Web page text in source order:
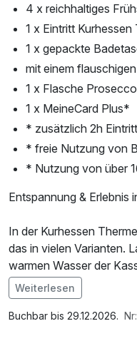
4 x reichhaltiges
1 x Eintritt
1 x gepackte
mit einem
1 x Flasche
1 x MeineCard Plus*
* zusätzlich 2h
* freie Nutzung von
* Nutzung von über
Entspannung & Erlebnis
In der Kurhessen
das in vielen Varianten.
warmen Wasser der
und genießen Sie die
fernöstlichem Flair.
Im Angebot enthalten
1 Flasche
Weiterlesen
Buchbar bis 29.12.2026.